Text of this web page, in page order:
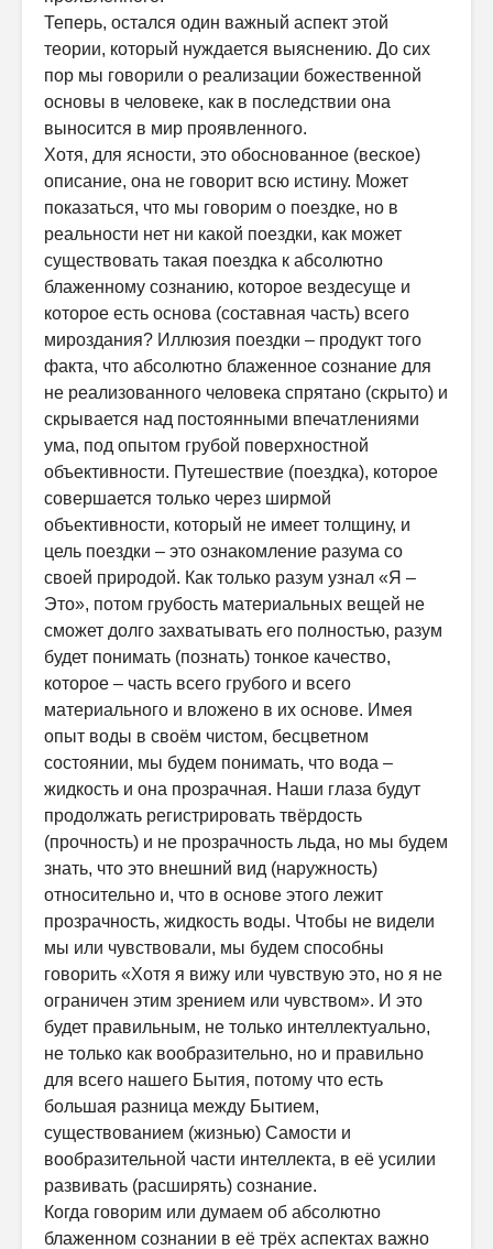
Теперь, остался один важный аспект этой
теории, который нуждается выяснению. До сих
пор мы говорили о реализации божественной
основы в человеке, как в последствии она
выносится в мир проявленного.
Хотя, для ясности, это обоснованное (веское)
описание, она не говорит всю истину. Может
показаться, что мы говорим о поездке, но в
реальности нет ни какой поездки, как может
существовать такая поездка к абсолютно
блаженному сознанию, которое вездесуще и
которое есть основа (составная часть) всего
мироздания? Иллюзия поездки – продукт того
факта, что абсолютно блаженное сознание для
не реализованного человека спрятано (скрыто) и
скрывается над постоянными впечатлениями
ума, под опытом грубой поверхностной
объективности. Путешествие (поездка), которое
совершается только через ширмой
объективности, который не имеет толщину, и
цель поездки – это ознакомление разума со
своей природой. Как только разум узнал «Я –
Это», потом грубость материальных вещей не
сможет долго захватывать его полностью, разум
будет понимать (познать) тонкое качество,
которое – часть всего грубого и всего
материального и вложено в их основе. Имея
опыт воды в своём чистом, бесцветном
состоянии, мы будем понимать, что вода –
жидкость и она прозрачная. Наши глаза будут
продолжать регистрировать твёрдость
(прочность) и не прозрачность льда, но мы будем
знать, что это внешний вид (наружность)
относительно и, что в основе этого лежит
прозрачность, жидкость воды. Чтобы не видели
мы или чувствовали, мы будем способны
говорить «Хотя я вижу или чувствую это, но я не
ограничен этим зрением или чувством». И это
будет правильным, не только интеллектуально,
не только как вообразительно, но и правильно
для всего нашего Бытия, потому что есть
большая разница между Бытием,
существованием (жизнью) Самости и
вообразительной части интеллекта, в её усилии
развивать (расширять) сознание.
Когда говорим или думаем об абсолютно
блаженном сознании в её трёх аспектах важно